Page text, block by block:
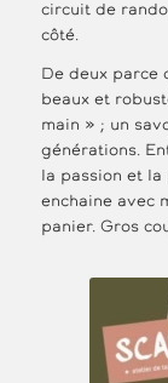
circuit de
côté.
De deux parce
beaux et
main » ; un
générations.
la passion et
enchaine avec
panier. Gros